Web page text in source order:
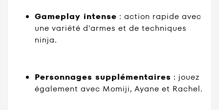
Gameplay intense : action rapide avec
une variété d'armes et de techniques
ninja.
Personnages supplémentaires : jouez
également avec Momiji, Ayane et Rachel.